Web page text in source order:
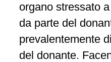
organo stressato
da parte del
prevalentemente
del donante.